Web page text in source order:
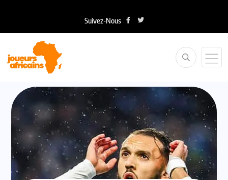
Suivez-Nous